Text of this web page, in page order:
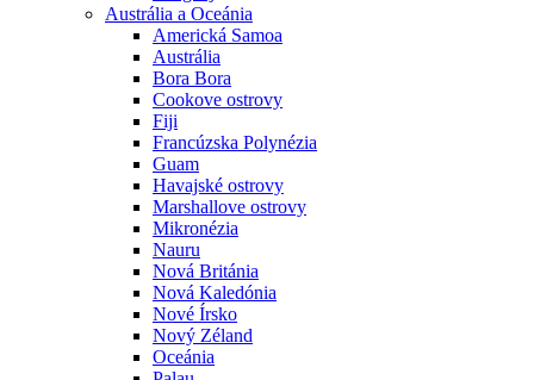
Austrália a Oceánia
Americká Samoa
Austrália
Bora Bora
Cookove ostrovy
Fiji
Francúzska Polynézia
Guam
Havajské ostrovy
Marshallove ostrovy
Mikronézia
Nauru
Nová Británia
Nová Kaledónia
Nové Írsko
Nový Zéland
Oceánia